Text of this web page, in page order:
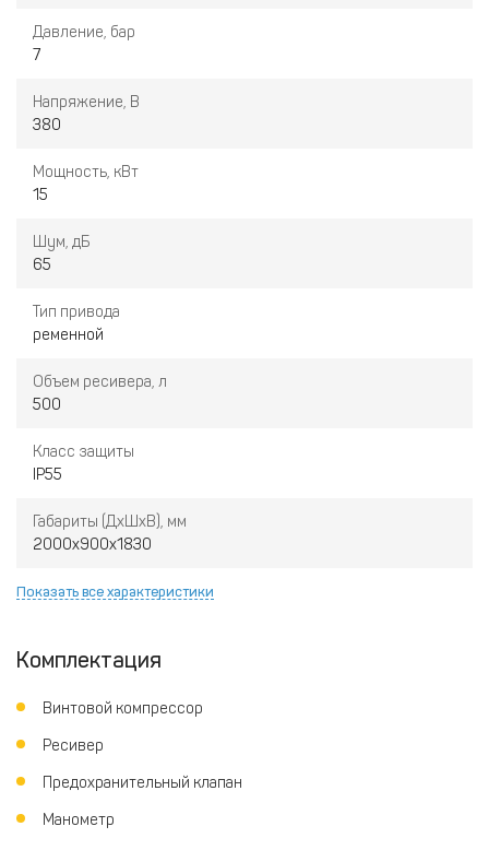
Давление, бар
7
Напряжение, В
380
Мощность, кВт
15
Шум, дБ
65
Тип привода
ременной
Объем ресивера, л
500
Класс защиты
IP55
Габариты (ДxШxВ), мм
2000х900х1830
Показать все характеристики
Комплектация
Винтовой компрессор
Ресивер
Предохранительный клапан
Манометр